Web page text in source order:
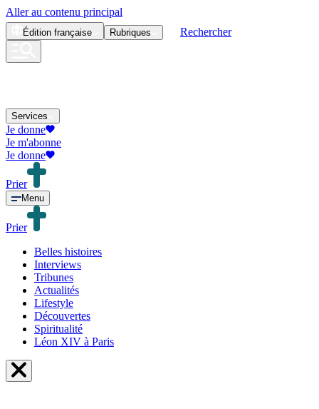
Aller au contenu principal
Édition française Rubriques Rechercher
Services
Je donne
Je m'abonne
Je donne
Prier
Menu
Prier
Belles histoires
Interviews
Tribunes
Actualités
Lifestyle
Découvertes
Spiritualité
Léon XIV à Paris